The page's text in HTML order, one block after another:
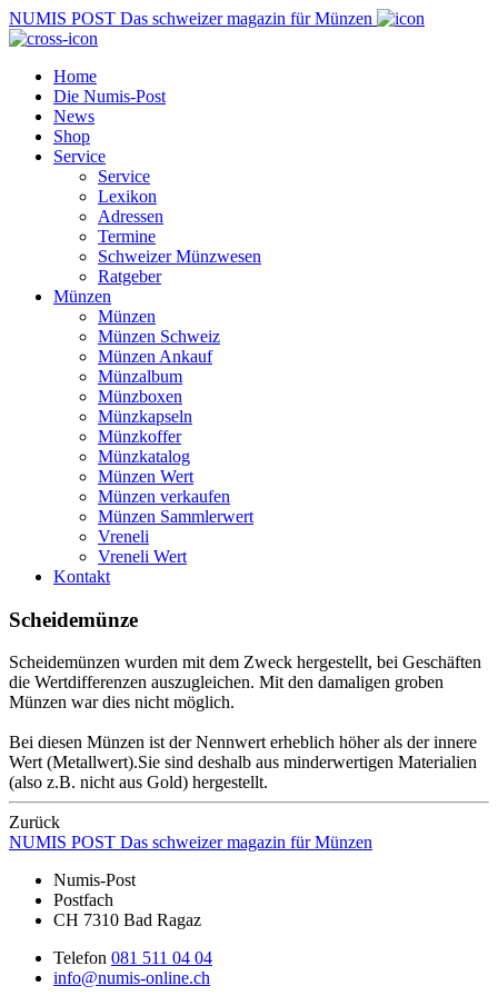
NUMIS POST Das schweizer magazin für Münzen
Home
Die Numis-Post
News
Shop
Service
Service
Lexikon
Adressen
Termine
Schweizer Münzwesen
Ratgeber
Münzen
Münzen
Münzen Schweiz
Münzen Ankauf
Münzalbum
Münzboxen
Münzkapseln
Münzkoffer
Münzkatalog
Münzen Wert
Münzen verkaufen
Münzen Sammlerwert
Vreneli
Vreneli Wert
Kontakt
Scheidemünze
Scheidemünzen wurden mit dem Zweck hergestellt, bei Geschäften
die Wertdifferenzen auszugleichen. Mit den damaligen groben
Münzen war dies nicht möglich.
Bei diesen Münzen ist der Nennwert erheblich höher als der innere
Wert (Metallwert).Sie sind deshalb aus minderwertigen Materialien
(also z.B. nicht aus Gold) hergestellt.
Zurück
NUMIS POST Das schweizer magazin für Münzen
Numis-Post
Postfach
CH 7310 Bad Ragaz
Telefon 081 511 04 04
info@numis-online.ch